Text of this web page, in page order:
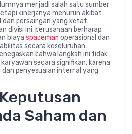
menjadi salah satu sumber
kinerjanya menurun akibat
dan persaingan yang ketat.
divisi ini, perusahaan berharap
biaya spaceman operasional dan
secara keseluruhan.
bahwa langkah ini tidak
secara signifikan, karena
dan penyesuaian internal yang
Saham dan